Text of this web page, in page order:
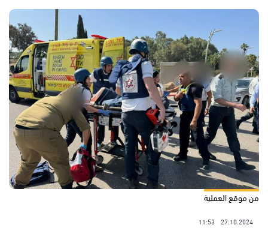
من موقع العملية
27.10.2024
11:53